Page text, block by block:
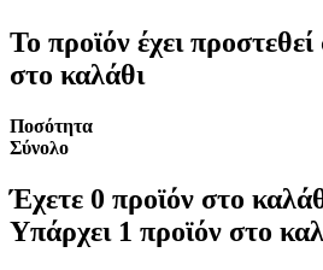
Το προϊόν έχει
στο καλάθι
Ποσότητα
Σύνολο
Έχετε 0 προϊόν στο
Υπάρχει 1 προϊόν στο